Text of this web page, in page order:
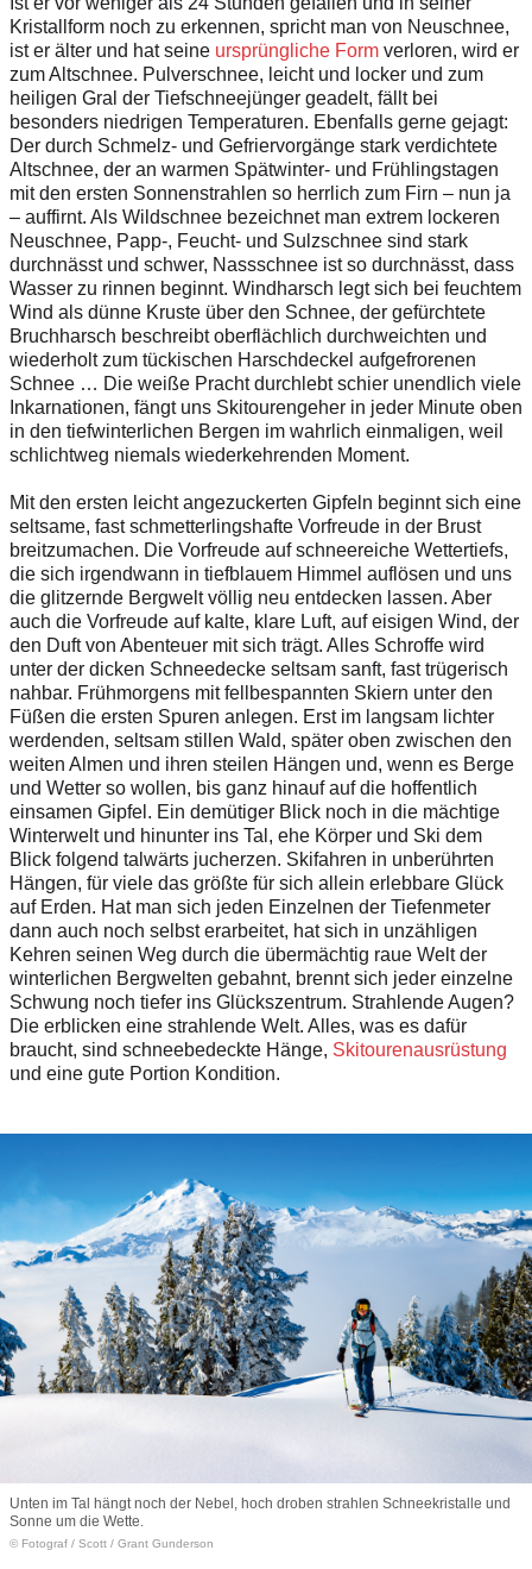
Kristallform noch zu erkennen, spricht man von Neuschnee,
ist er älter und hat seine ursprüngliche Form verloren, wird er
zum Altschnee. Pulverschnee, leicht und locker und zum
heiligen Gral der Tiefschneejünger geadelt, fällt bei
besonders niedrigen Temperaturen. Ebenfalls gerne gejagt:
Der durch Schmelz- und Gefriervorgänge stark verdichtete
Altschnee, der an warmen Spätwinter- und Frühlingstagen
mit den ersten Sonnenstrahlen so herrlich zum Firn – nun ja
– auffirnt. Als Wildschnee bezeichnet man extrem lockeren
Neuschnee, Papp-, Feucht- und Sulzschnee sind stark
durchnässt und schwer, Nassschnee ist so durchnässt, dass
Wasser zu rinnen beginnt. Windharsch legt sich bei feuchtem
Wind als dünne Kruste über den Schnee, der gefürchtete
Bruchharsch beschreibt oberflächlich durchweichten und
wiederholt zum tückischen Harschdeckel aufgefrorenen
Schnee … Die weiße Pracht durchlebt schier unendlich viele
Inkarnationen, fängt uns Skitourengeher in jeder Minute oben
in den tiefwinterlichen Bergen im wahrlich einmaligen, weil
schlichtweg niemals wiederkehrenden Moment.
Mit den ersten leicht angezuckerten Gipfeln beginnt sich eine
seltsame, fast schmetterlingshafte Vorfreude in der Brust
breitzumachen. Die Vorfreude auf schneereiche Wettertiefs,
die sich irgendwann in tiefblauem Himmel auflösen und uns
die glitzernde Bergwelt völlig neu entdecken lassen. Aber
auch die Vorfreude auf kalte, klare Luft, auf eisigen Wind, der
den Duft von Abenteuer mit sich trägt. Alles Schroffe wird
unter der dicken Schneedecke seltsam sanft, fast trügerisch
nahbar. Frühmorgens mit fellbespannten Skiern unter den
Füßen die ersten Spuren anlegen. Erst im langsam lichter
werdenden, seltsam stillen Wald, später oben zwischen den
weiten Almen und ihren steilen Hängen und, wenn es Berge
und Wetter so wollen, bis ganz hinauf auf die hoffentlich
einsamen Gipfel. Ein demütiger Blick noch in die mächtige
Winterwelt und hinunter ins Tal, ehe Körper und Ski dem
Blick folgend talwärts jucherzen. Skifahren in unberührten
Hängen, für viele das größte für sich allein erlebbare Glück
auf Erden. Hat man sich jeden Einzelnen der Tiefenmeter
dann auch noch selbst erarbeitet, hat sich in unzähligen
Kehren seinen Weg durch die übermächtig raue Welt der
winterlichen Bergwelten gebahnt, brennt sich jeder einzelne
Schwung noch tiefer ins Glückszentrum. Strahlende Augen?
Die erblicken eine strahlende Welt. Alles, was es dafür
braucht, sind schneebedeckte Hänge, Skitourenausrüstung
und eine gute Portion Kondition.
Unten im Tal hängt noch der Nebel, hoch droben strahlen Schneekristalle und
Sonne um die Wette.
© Fotograf / Scott / Grant Gunderson